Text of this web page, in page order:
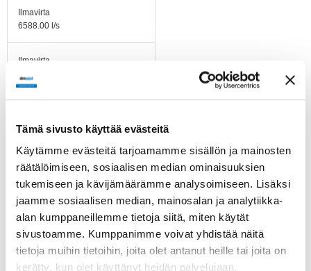
Tämä sivusto käyttää evästeitä
Käytämme evästeitä tarjoamamme sisällön ja mainosten
räätälöimiseen, sosiaalisen median ominaisuuksien
tukemiseen ja kävijämäärämme analysoimiseen. Lisäksi
jaamme sosiaalisen median, mainosalan ja analytiikka-
alan kumppaneillemme tietoja siitä, miten käytät
sivustoamme. Kumppanimme voivat yhdistää näitä
tietoja muihin tietoihin, joita olet antanut heille tai joita on
kerätty, kun olet käyttänyt heidän palvelujaan.
Ilmavirta
6588.00 l/s
Ilmavirta
Käyttölämpötila-alue
Min -25 °C...Max +60 °C
Moottorin tyyppi
R3G355BD5111
Moottorin malli
Energiatehokas EC-